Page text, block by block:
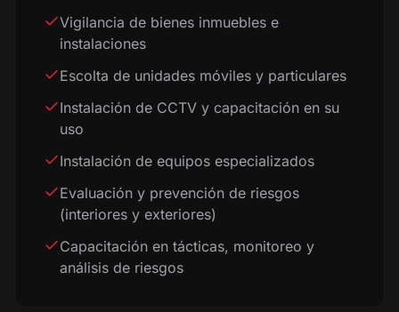
Vigilancia de bienes inmuebles e
instalaciones
Escolta de unidades móviles y particulares
Instalación de CCTV y capacitación en su
uso
Instalación de equipos especializados
Evaluación y prevención de riesgos
(interiores y exteriores)
Capacitación en tácticas, monitoreo y
análisis de riesgos